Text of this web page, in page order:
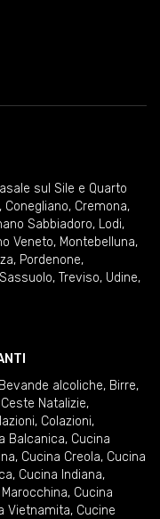
sul Sile e Quarto
, Conegliano, Cremona,
Sabbiadoro, Lodi,
Veneto, Montebelluna,
, Pordenone,
Sassuolo, Treviso, Udine,
Bevande alcoliche, Birre,
Ceste Natalizie,
, Colazioni,
Balcanica, Cucina
, Cucina Creola, Cucina
, Cucina Indiana,
, Cucina
Vietnamita, Cucine